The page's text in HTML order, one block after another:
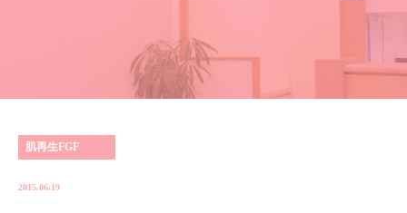
肌再生FGF
2015.06.19